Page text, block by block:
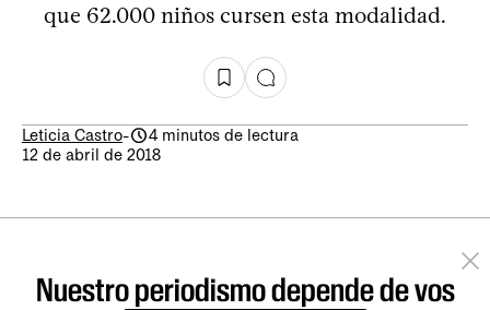
que 62.000 niños cursen esta modalidad.
Leticia Castro-
4 minutos de lectura
12 de abril de 2018
Nuestro periodismo depende de vos